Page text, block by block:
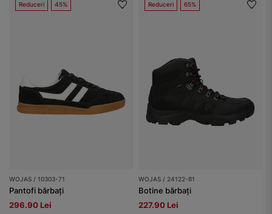
Reduceri 45%
WOJAS / 10303-71
Pantofi bărbați
296.90 Lei
Reduceri 65%
WOJAS / 24122-81
Botine bărbați
227.90 Lei